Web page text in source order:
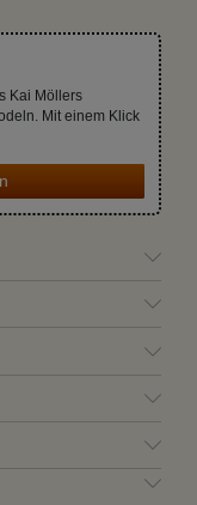
Kai Möllers
Mit einem Klick